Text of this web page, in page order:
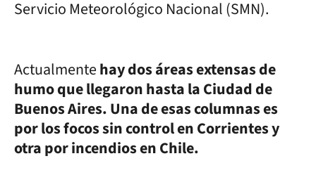
Servicio Meteorológico Nacional (SMN).
Actualmentehay dos áreas extensas de
humo que llegaron hasta la Ciudad de
Buenos Aires. Una de esas columnas es
por los focos sin control en Corrientes y
otra por incendios en Chile.